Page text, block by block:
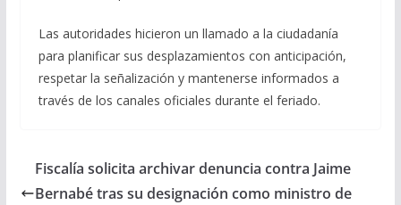
Las autoridades hicieron un llamado a la ciudadanía
para planificar sus desplazamientos con anticipación,
respetar la señalización y mantenerse informados a
través de los canales oficiales durante el feriado.
Fiscalía solicita archivar denuncia contra Jaime
Bernabé tras su designación como ministro de